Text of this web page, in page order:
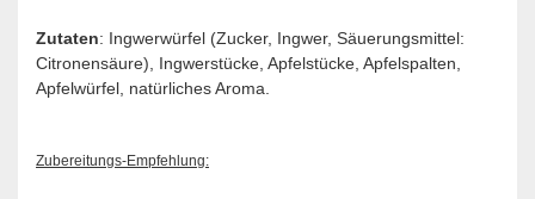
Zutaten: Ingwerwürfel (Zucker, Ingwer, Säuerungsmittel:
Citronensäure), Ingwerstücke, Apfelstücke, Apfelspalten,
Apfelwürfel, natürliches Aroma.
Zubereitungs-Empfehlung: